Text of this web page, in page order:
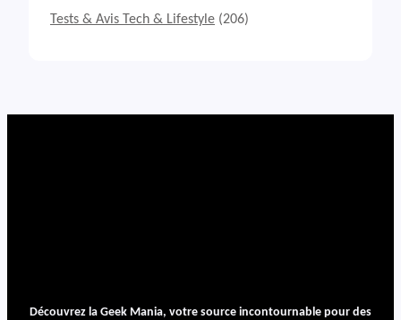
n
o
e
Tests & Avis Tech & Lifestyle (206)
Découvrez la Geek Mania, votre source incontournable pour des